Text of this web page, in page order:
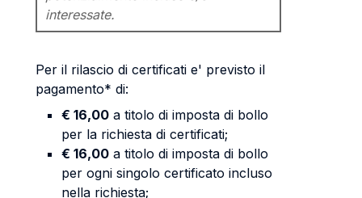
interessate.
Per il rilascio di certificati e' previsto il
pagamento* di:
€ 16,00 a titolo di imposta di bollo
per la richiesta di certificati;
€ 16,00 a titolo di imposta di bollo
per ogni singolo certificato incluso
nella richiesta;